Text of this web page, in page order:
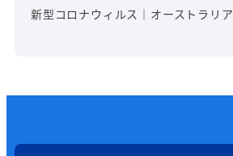
新型コロナウィルス｜オーストラリア